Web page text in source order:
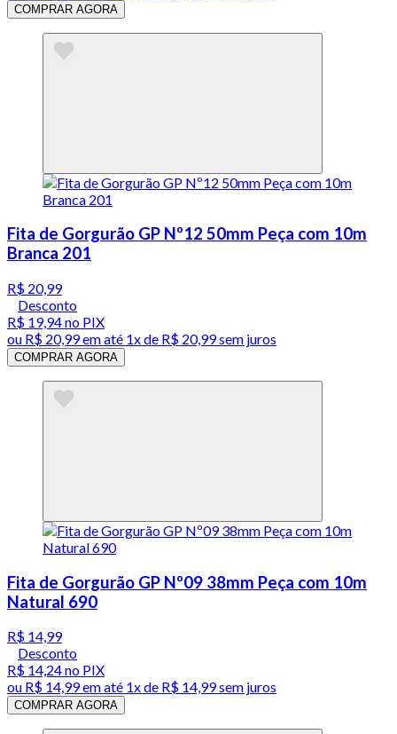
COMPRAR AGORA
Fita de Gorgurão GP Nº12 50mm Peça com 10m
Branca 201
R$ 20,99
Desconto
R$ 19,94no PIX
ou R$ 20,99em até 1x de R$ 20,99sem juros
COMPRAR AGORA
Fita de Gorgurão GP Nº09 38mm Peça com 10m
Natural 690
R$ 14,99
Desconto
R$ 14,24no PIX
ou R$ 14,99em até 1x de R$ 14,99sem juros
COMPRAR AGORA